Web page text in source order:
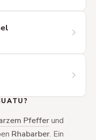
Pfefferund
Rhabarber. Ein